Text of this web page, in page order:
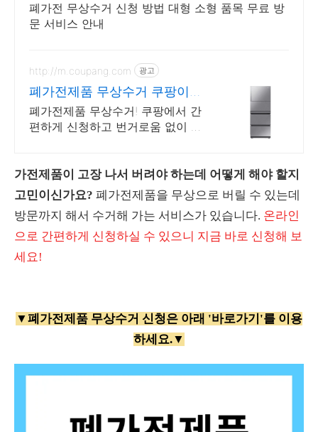
폐가전 무상수거 신청 방법 대형 소형 품목 무료 방
문 서비스 안내
http://m.coupang.com 광고
폐가전제품 무상수거 쿠팡이
깔끔하게
폐가전제품 무상수거! 쿠팡에서 간
편하게 신청하고 번거로움 없이 처
님이 방문 수거합니다.
가전제품이 고장 나서 버려야 하는데 어떻게 해야 할지
고민이신가요? 폐가전제품을 무상으로 버릴 수 있는데
방문까지 해서 수거해 가는 서비스가 있습니다. 온라인
으로 간편하게 신청하실 수 있으니 지금 바로 신청해 보
세요!
▼폐가전제품 무상수거 신청은 아래 '바로가기'를 이용
하세요.▼